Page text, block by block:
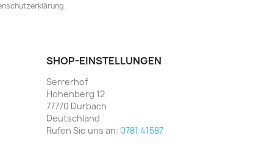
SHOP-EINSTELLUNGEN
Serrerhof
Hohenberg 12
77770 Durbach
Deutschland
Rufen Sie uns an: 0781 41587